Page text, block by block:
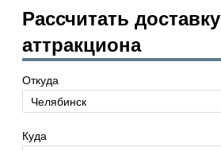
Рассчитать доставку
аттракциона
Откуда
Куда